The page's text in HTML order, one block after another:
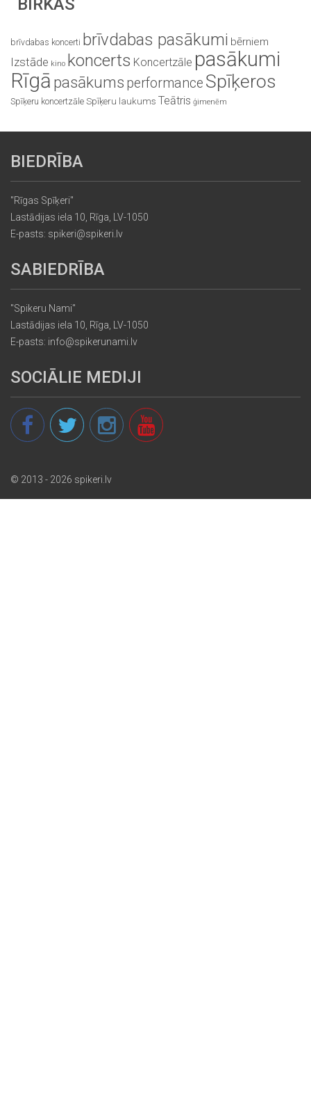
BIRKAS
brīvdabas koncerti brīvdabas pasākumi bērniem
Izstāde kino koncerts Koncertzāle pasākumi
Rīgā pasākums performance Spīķeros
Spīķeru koncertzāle Spīķeru laukums Teātris ģimenēm
BIEDRĪBA
"Rīgas Spīķeri"
Lastādijas iela 10, Rīga, LV-1050
E-pasts: spikeri@spikeri.lv
SABIEDRĪBA
"Spikeru Nami"
Lastādijas iela 10, Rīga, LV-1050
E-pasts: info@spikerunami.lv
SOCIĀLIE MEDIJI
© 2013 - 2026 spikeri.lv